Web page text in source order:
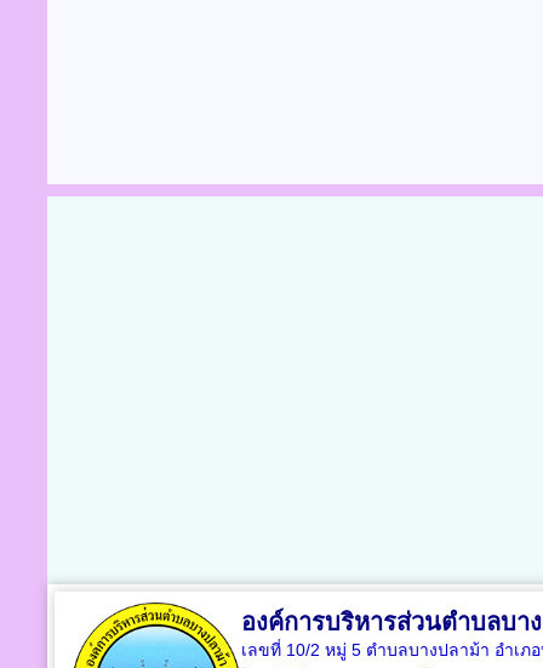
องค์การบริหารส่วนตำบลบา
เลขที่ 10/2 หมู่ 5 ตำบลบางปลาม้า อำเ